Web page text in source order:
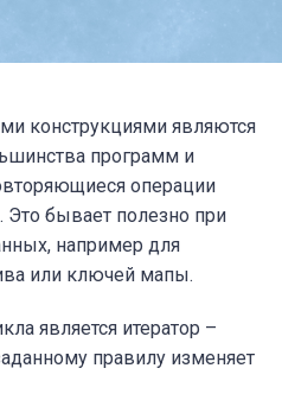
конструкциями являются
программ и
операции
Это бывает полезно при
например для
или ключей мапы.
является итератор –
правилу изменяет